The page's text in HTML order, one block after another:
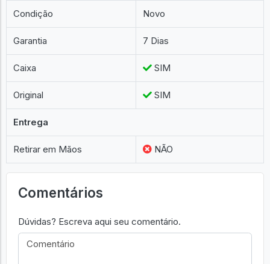
Condição Novo
Garantia 7 Dias
Caixa SIM
Original SIM
Entrega
Retirar em Mãos NÃO
Comentários
Dúvidas? Escreva aqui seu comentário.